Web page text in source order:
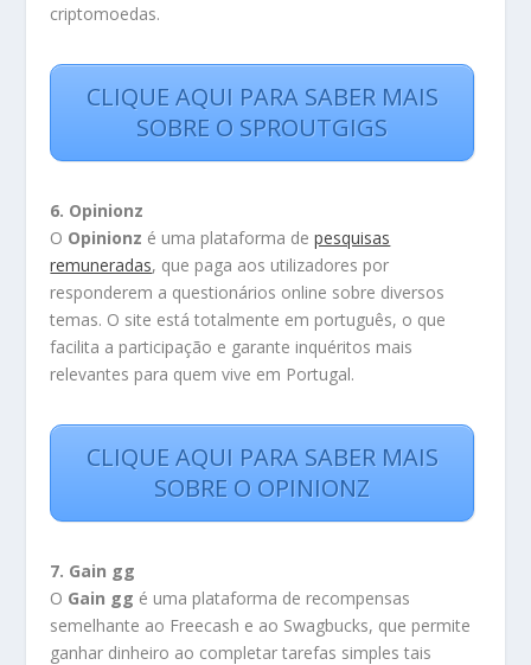
criptomoedas.
CLIQUE AQUI PARA SABER MAIS
SOBRE O SPROUTGIGS
6. Opinionz
O Opinionz é uma plataforma depesquisas
remuneradas, que paga aos utilizadores por
responderem a questionários online sobre diversos
temas. O site está totalmente em português, o que
facilita a participação e garante inquéritos mais
relevantes para quem vive em Portugal.
CLIQUE AQUI PARA SABER MAIS
SOBRE O OPINIONZ
7. Gain gg
O Gain gg é uma plataforma de recompensas
semelhante ao Freecash e ao Swagbucks, que permite
ganhar dinheiro ao completar tarefas simples tais